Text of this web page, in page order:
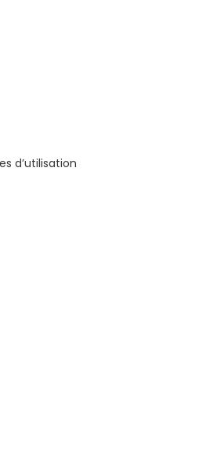
d’utilisation